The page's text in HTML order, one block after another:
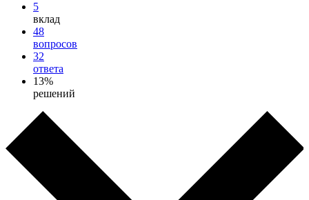
5
вклад
48
вопросов
32
ответа
13%
решений